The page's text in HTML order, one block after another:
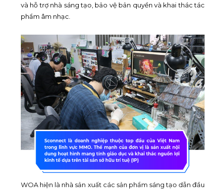
và hỗ trợ nhà sáng tạo, bảo vệ bản quyền và khai thác tác
phẩm âm nhạc.
WOA hiện là nhà sản xuất các sản phẩm sáng tạo dẫn đầu